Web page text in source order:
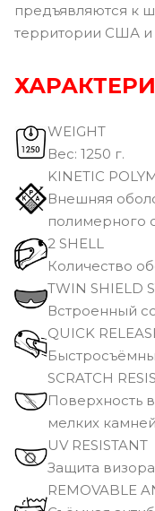
предъявляются к
территории США и
WEIGHT
Вec: 1250 г.
KINETIC
Внешняя
полимерного
2 SHELL
Количество
TWIN SHIELD
Встроенный
QUICK
SCRATCH
Поверхность
мелких
UV RESISTANT
Защита
REMOVABLE